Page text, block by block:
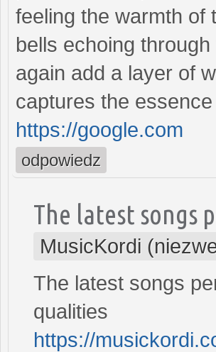
feeling the warmth of
bells echoing
again add a layer of
captures the
https://google.com
odpowiedz
The latest songs
MusicKordi
The latest songs
qualities
https://